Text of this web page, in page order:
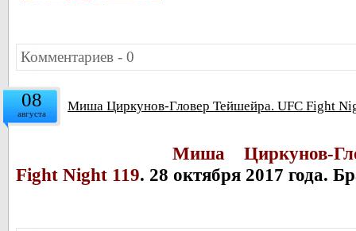
Комментариев - 0
08
августа Миша Циркунов-Гловер Тейшейра. UFC Fight
Миша Циркунов-
Fight Night 119. 28 октября 2017 года.